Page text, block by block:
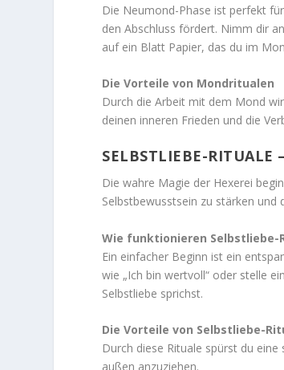
Die Neumond-Phase ist perfekt
den Abschluss fördert. Nimm dir
auf ein Blatt Papier, das du im
Die Vorteile von Mondritualen
Durch die Arbeit mit dem Mond
deinen inneren Frieden und die
SELBSTLIEBE-RITUALE
Die wahre Magie der Hexerei
Selbstbewusstsein zu stärken und
Wie funktionieren Selbstliebe-
Ein einfacher Beginn ist ein
wie „Ich bin wertvoll“ oder stelle
Selbstliebe sprichst.
Die Vorteile von Selbstliebe-
Durch diese Rituale spürst du
außen anzuziehen.